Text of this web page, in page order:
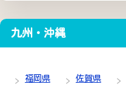
九州・沖縄
福岡県 佐賀県